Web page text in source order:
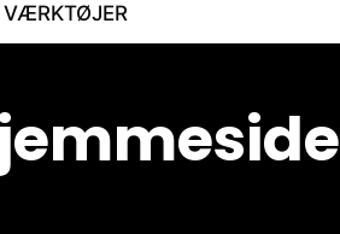
VÆRKTØJER